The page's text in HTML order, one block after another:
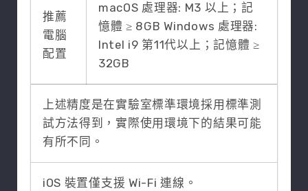
推薦
電腦
配置
macOS 處理器: M3 以上；記
憶體 ≥ 8GB Windows 處理器:
Intel i9 第11代以上；記憶體 ≥
32GB
上述精度是在實驗室標準環境採用標準測
試方法得到，實際使用環境下的結果可能
有所不同。
iOS 裝置僅支援 Wi-Fi 連線。